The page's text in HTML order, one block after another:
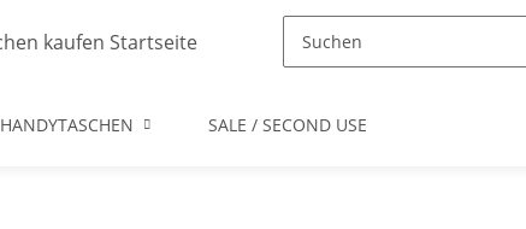
HANDYTASCHEN SALE / SECOND USE